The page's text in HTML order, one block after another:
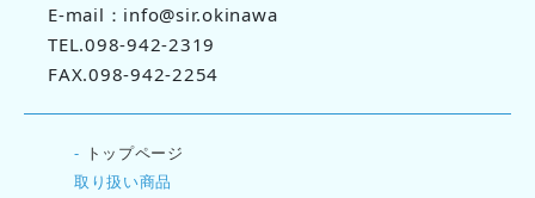
E-mail：info@sir.okinawa
TEL.098-942-2319
FAX.098-942-2254
- トップページ
取り扱い商品